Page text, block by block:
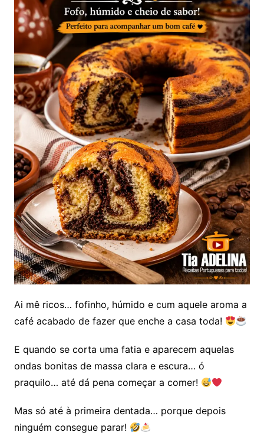
Ai mê ricos… fofinho, húmido e cum aquele aroma a
café acabado de fazer que enche a casa toda!
E quando se corta uma fatia e aparecem aquelas
ondas bonitas de massa clara e escura… ó
praquilo… até dá pena começar a comer!
Mas só até à primeira dentada… porque depois
ninguém consegue parar!